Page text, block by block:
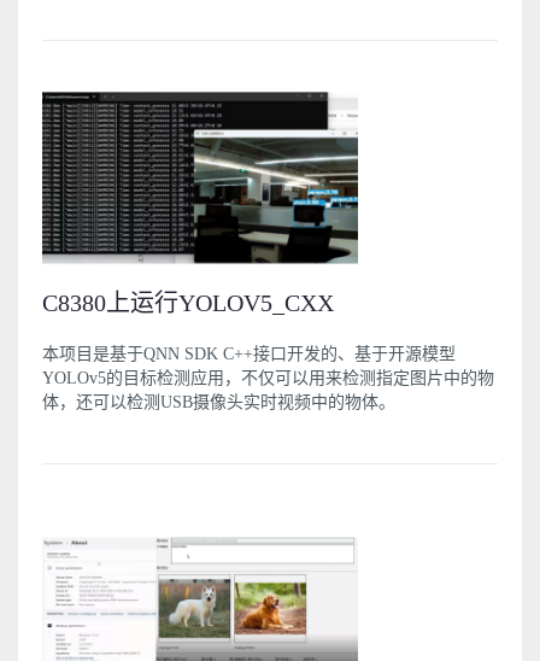
C8380上运行YOLOV5_CXX
本项目是基于QNN SDK C++接口开发的、基于开源模型
YOLOv5的目标检测应用，不仅可以用来检测指定图片中的物
体，还可以检测USB摄像头实时视频中的物体。